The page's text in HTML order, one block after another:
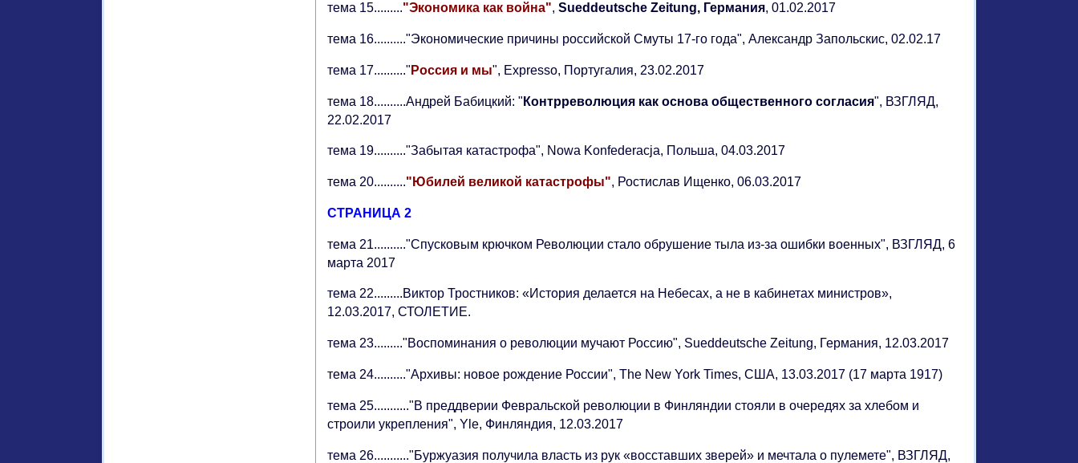
тема 15........."Экономика как война",Sueddeutsche Zeitung, Германия, 01.02.2017
тема 16.........."Экономические причины российской Смуты 17-го года", Александр Запольскис, 02.02.17
тема 17.........." Россия и мы", Expresso, Португалия, 23.02.2017
тема 18..........Андрей Бабицкий: " Контрреволюция как основа общественного согласия", ВЗГЛЯД,
22.02.2017
тема 19.........."Забытая катастрофа", Nowa Konfederacja, Польша, 04.03.2017
тема 20.........."Юбилей великой катастрофы", Ростислав Ищенко, 06.03.2017
СТРАНИЦА 2
тема 21.........."Спусковым крючком Революции стало обрушение тыла из-за ошибки военных", ВЗГЛЯД, 6
марта 2017
тема 22.........Виктор Тростников: «История делается на Небесах, а не в кабинетах министров»,
12.03.2017, СТОЛЕТИЕ.
тема 23........."Воспоминания о революции мучают Россию", Sueddeutsche Zeitung, Германия, 12.03.2017
тема 24.........."Архивы: новое рождение России", The New York Times, США, 13.03.2017 (17 марта 1917)
тема 25..........."В преддверии Февральской революции в Финляндии стояли в очередях за хлебом и
строили укрепления", Yle, Финляндия, 12.03.2017
тема 26..........."Буржуазия получила власть из рук «восставших зверей» и мечтала о пулемете", ВЗГЛЯД,